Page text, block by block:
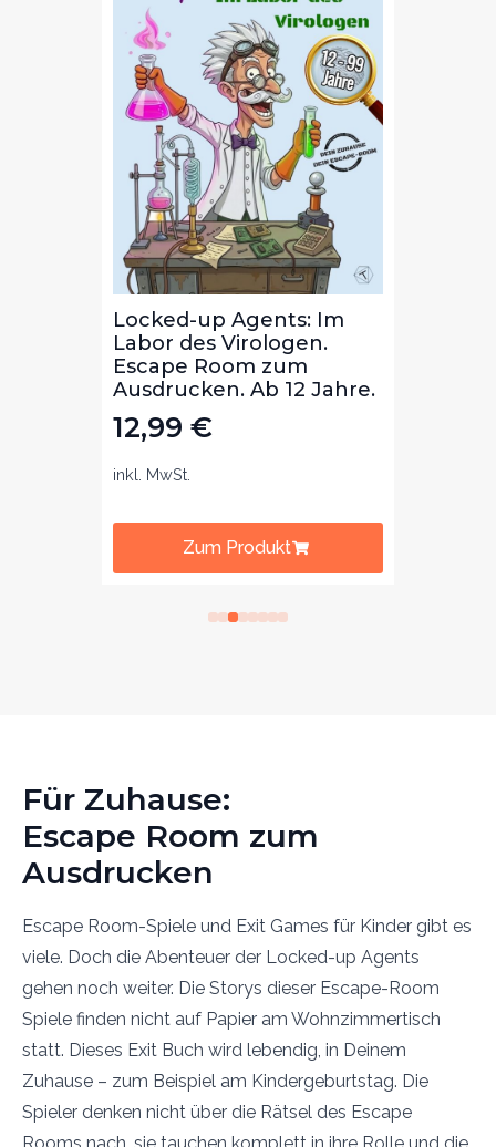
Locked-up Agents: Im
Labor des Virologen.
Escape Room zum
Ausdrucken. Ab 12 Jahre.
12,99 €
inkl. MwSt.
Zum Produkt
Für Zuhause:
Escape Room zum
Ausdrucken
Escape Room-Spiele und Exit Games für Kinder gibt es
viele. Doch die Abenteuer der Locked-up Agents
gehen noch weiter. Die Storys dieser Escape-Room
Spiele finden nicht auf Papier am Wohnzimmertisch
statt. Dieses Exit Buch wird lebendig, in Deinem
Zuhause – zum Beispiel am Kindergeburtstag. Die
Spieler denken nicht über die Rätsel des Escape